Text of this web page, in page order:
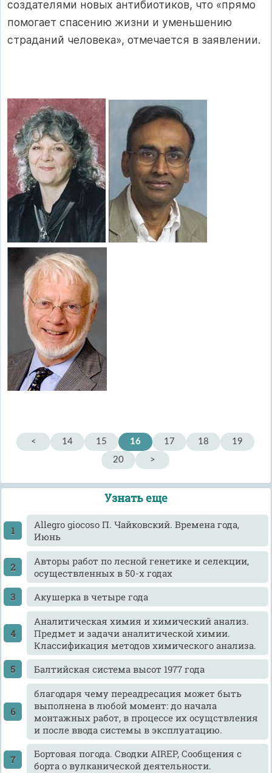
создателями новых антибиотиков, что «прямо
помогает спасению жизни и уменьшению
страданий человека», отмечается в заявлении.
< 14 15 16 17 18
19
20
>
Узнать еще
Allegro giocoso П. Чайковский. Времена года,
Июнь
Авторы работ по лесной генетике и селекции,
осуществленных в 50-х годах
Акушерка в четыре года
Аналитическая химия и химический анализ.
Предмет и задачи аналитической химии.
Классификация методов химического анализа.
Балтийская система высот 1977 года
благодаря чему переадресация может быть
выполнена в любой момент: до начала
монтажных работ, в процессе их осущствления
и после ввода системы в эксплуатацию.
Бортовая погода. Сводки AIREP, Сообщения с
борта о вулканической деятельности.